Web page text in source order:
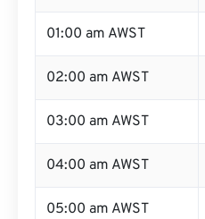
01:00 am AWST
02:00 am AWST
03:00 am AWST
04:00 am AWST
05:00 am AWST